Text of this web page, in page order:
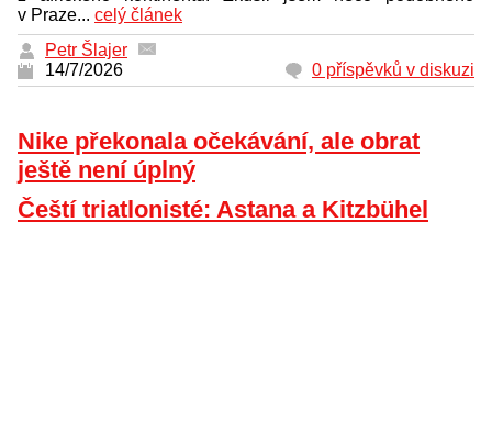
v Praze... celý článek
Petr Šlajer
14/7/2026
0 příspěvků v diskuzi
Nike překonala očekávání, ale obrat
ještě není úplný
Čeští triatlonisté: Astana a Kitzbühel